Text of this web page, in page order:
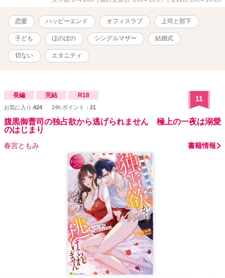
恋愛 ハッピーエンド オフィスラブ 上司と部下
子ども ほのぼの シングルマザー 結婚式
切ない エタニティ
長編 完結 R18
お気に入り:424 24h.ポイント： 21
11
腹黒御曹司の独占欲から逃げられません 極上の一夜は溺愛
のはじまり
春宮ともみ 書籍情報